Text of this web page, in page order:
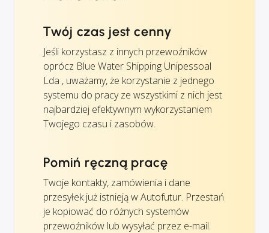
Twój czas jest cenny
Jeśli korzystasz z innych przewoźników
oprócz Blue Water Shipping Unipessoal
Lda , uważamy, że korzystanie z jednego
systemu do pracy ze wszystkimi z nich jest
najbardziej efektywnym wykorzystaniem
Twojego czasu i zasobów.
Pomiń ręczną pracę
Twoje kontakty, zamówienia i dane
przesyłek już istnieją w Autofutur. Przestań
je kopiować do różnych systemów
przewoźników lub wysyłać przez e-mail.